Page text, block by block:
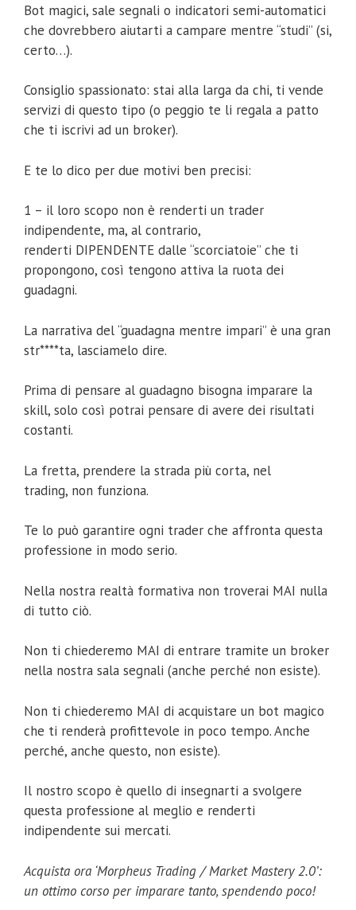
Bot magici, sale segnali o indicatori semi-automatici
che dovrebbero aiutarti a campare mentre “studi” (si,
certo…).
Consiglio spassionato: stai alla larga da chi, ti vende
servizi di questo tipo (o peggio te li regala a patto
che ti iscrivi ad un broker).
E te lo dico per due motivi ben precisi:
1 – il loro scopo non è renderti un trader
indipendente, ma, al contrario,
renderti DIPENDENTE dalle “scorciatoie” che ti
propongono, così tengono attiva la ruota dei
guadagni.
La narrativa del “guadagna mentre impari” è una gran
str****ta, lasciamelo dire.
Prima di pensare al guadagno bisogna imparare la
skill, solo così potrai pensare di avere dei risultati
costanti.
La fretta, prendere la strada più corta, nel
trading, non funziona.
Te lo può garantire ogni trader che affronta questa
professione in modo serio.
Nella nostra realtà formativa non troverai MAI nulla
di tutto ciò.
Non ti chiederemo MAI di entrare tramite un broker
nella nostra sala segnali (anche perché non esiste).
Non ti chiederemo MAI di acquistare un bot magico
che ti renderà profittevole in poco tempo. Anche
perché, anche questo, non esiste).
Il nostro scopo è quello di insegnarti a svolgere
questa professione al meglio e renderti
indipendente sui mercati.
Acquista ora ‘Morpheus Trading / Market Mastery 2.0’:
un ottimo corso per imparare tanto, spendendo poco!